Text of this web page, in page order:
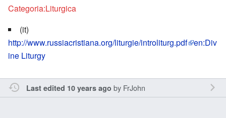
Categoria:Liturgica
(it)
http://www.russiacristiana.org/liturgie/introliturg.pdf en:Div
ine Liturgy
Last edited 10 years ago by FrJohn